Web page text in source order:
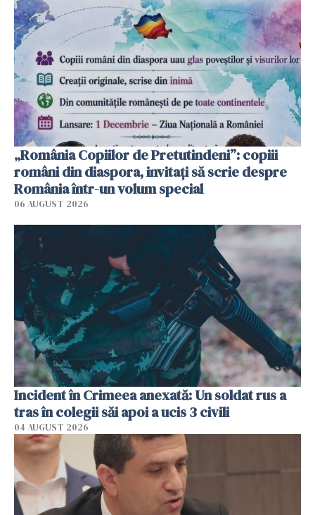
„România Copiilor de Pretutindeni”: copiii
români din diaspora, invitați să scrie despre
România într-un volum special
06 AUGUST 2026
Incident în Crimeea anexată: Un soldat rus a
tras în colegii săi apoi a ucis 3 civili
04 AUGUST 2026